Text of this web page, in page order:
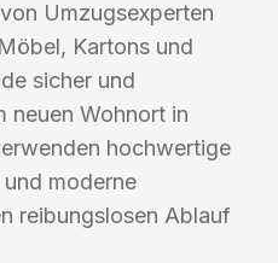
Umzugsexperten
Kartons und
sicher und
neuen Wohnort in
hochwertige
moderne
reibungslosen Ablauf